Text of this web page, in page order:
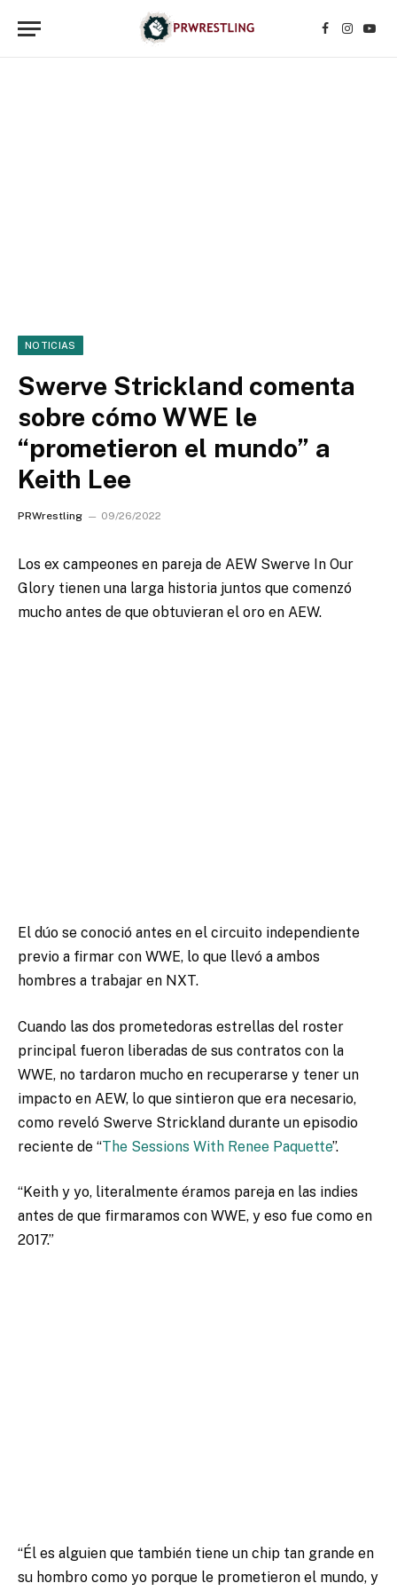
Facebook
NOTICIAS
Swerve Strickland comenta
sobre cómo WWE le
“prometieron el mundo” a
Keith Lee
PRWrestling 09/26/2022
Los ex campeones en pareja de AEW Swerve In Our
Glory tienen una larga historia juntos que comenzó
mucho antes de que obtuvieran el oro en AEW.
El dúo se conoció antes en el circuito independiente
previo a firmar con WWE, lo que llevó a ambos
hombres a trabajar en NXT.
Cuando las dos prometedoras estrellas del roster
principal fueron liberadas de sus contratos con la
WWE, no tardaron mucho en recuperarse y tener un
impacto en AEW, lo que sintieron que era necesario,
como reveló Swerve Strickland durante un episodio
reciente de “The Sessions With Renee Paquette”.
“Keith y yo, literalmente éramos pareja en las indies
antes de que firmaramos con WWE, y eso fue como en
2017.”
“Él es alguien que también tiene un chip tan grande en
su hombro como yo porque le prometieron el mundo, y